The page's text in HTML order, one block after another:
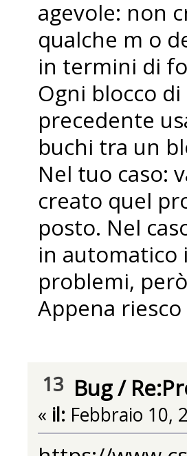
agevole: non
qualche m o
in termini di
Ogni blocco
precedente
buchi tra un
Nel tuo caso:
creato quel
posto. Nel
in automatico
problemi,
Appena
13 Bug/
« il: Febbraio 10,